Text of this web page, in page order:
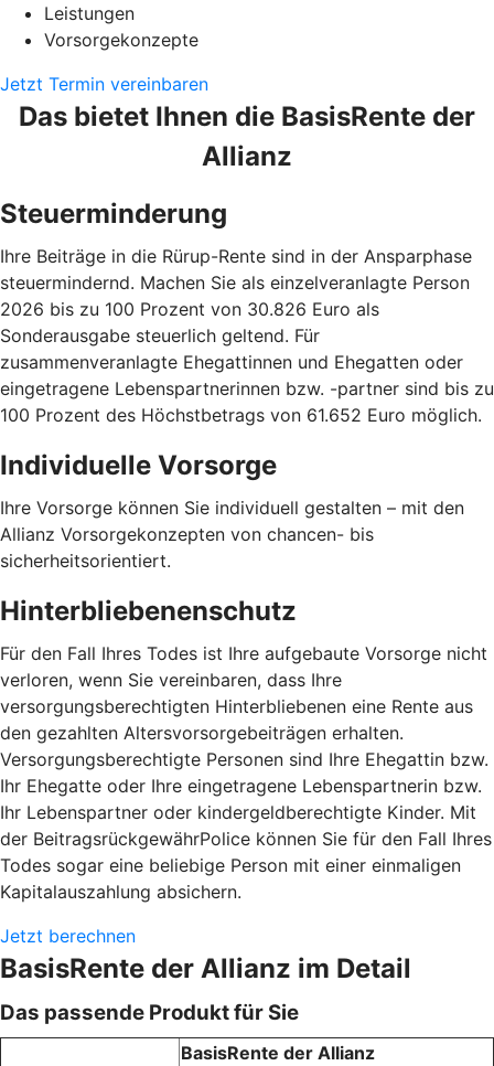
Leistungen
Vorsorgekonzepte
Jetzt Termin vereinbaren
Das bietet Ihnen die BasisRente der
Allianz
Steuerminderung
Ihre Beiträge in die Rürup-Rente sind in der Ansparphase
steuermindernd. Machen Sie als einzelveranlagte Person
2026 bis zu 100 Prozent von 30.826 Euro als
Sonderausgabe steuerlich geltend. Für
zusammenveranlagte Ehegattinnen und Ehegatten oder
eingetragene Lebenspartnerinnen bzw. -partner sind bis zu
100 Prozent des Höchstbetrags von 61.652 Euro möglich.
Individuelle Vorsorge
Ihre Vorsorge können Sie individuell gestalten – mit den
Allianz Vorsorgekonzepten von chancen- bis
sicherheitsorientiert.
Hinterbliebenenschutz
Für den Fall Ihres Todes ist Ihre aufgebaute Vorsorge nicht
verloren, wenn Sie vereinbaren, dass Ihre
versorgungsberechtigten Hinterbliebenen eine Rente aus
den gezahlten Altersvorsorgebeiträgen erhalten.
Versorgungsberechtigte Personen sind Ihre Ehegattin bzw.
Ihr Ehegatte oder Ihre eingetragene Lebenspartnerin bzw.
Ihr Lebenspartner oder kindergeldberechtigte Kinder. Mit
der BeitragsrückgewährPolice können Sie für den Fall Ihres
Todes sogar eine beliebige Person mit einer einmaligen
Kapitalauszahlung absichern.
Jetzt berechnen
BasisRente der Allianz im Detail
Das passende Produkt für Sie
BasisRente der Allianz